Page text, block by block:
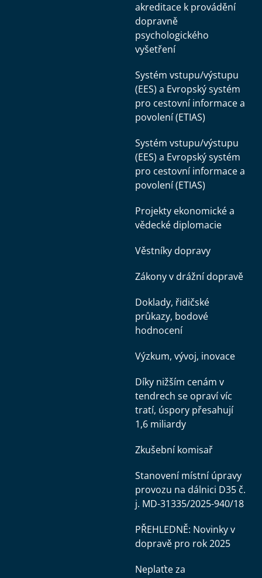
akreditace k provádění
dopravně
psychologického
vyšetření
Systém vstupu/výstupu
(EES) a Evropský systém
pro cestovní informace a
povolení (ETIAS)
Systém vstupu/výstupu
(EES) a Evropský systém
pro cestovní informace a
povolení (ETIAS)
Projekty ekonomické a
vědecké diplomacie
Věstníky dopravy
Zákony v drážní dopravě
Doklady, řidičské
průkazy, bodové
hodnocení
Výzkum, vývoj, inovace
Díky nižším cenám v
tendrech se opraví víc
tratí, úspory přesahují
1,6 miliardy
Zkušební komisař
Stanovení místní úpravy
provozu na dálnici D35 č.
j. MD-31335/2025-940/18
PŘEHLEDNĚ: Novinky v
dopravě pro rok 2025
Neplaťte za